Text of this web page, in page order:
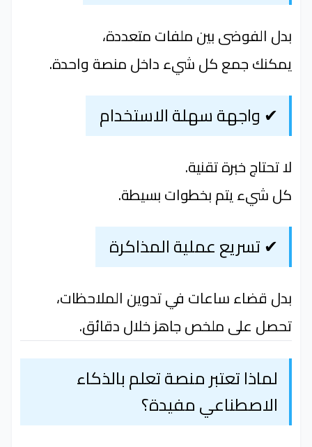
بدل الفوضى بين ملفات متعددة،
يمكنك جمع كل شيء داخل منصة واحدة.
✔ واجهة سهلة الاستخدام
لا تحتاج خبرة تقنية.
كل شيء يتم بخطوات بسيطة.
✔ تسريع عملية المذاكرة
بدل قضاء ساعات في تدوين الملاحظات،
تحصل على ملخص جاهز خلال دقائق.
لماذا تعتبر منصة تعلم بالذكاء
الاصطناعي مفيدة؟